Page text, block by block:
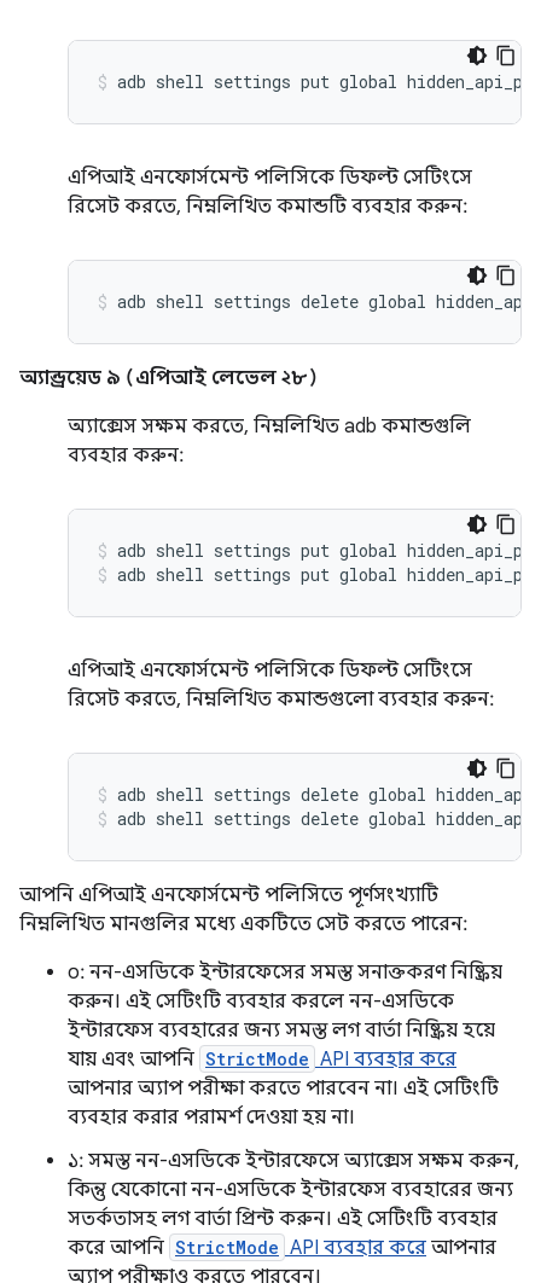
এপিআই এনফোর্সমেন্ট পলিসিকে ডিফল্ট সেটিংসে
রিসেট করতে, নিম্নলিখিত কমান্ডটি ব্যবহার করুন:
অ্যান্ড্রয়েড ৯ (এপিআই লেভেল ২৮)
অ্যাক্সেস সক্ষম করতে, নিম্নলিখিত adb কমান্ডগুলি
ব্যবহার করুন:
adb shell settings put global
adb shell settings put global
এপিআই এনফোর্সমেন্ট পলিসিকে ডিফল্ট সেটিংসে
রিসেট করতে, নিম্নলিখিত কমান্ডগুলো ব্যবহার করুন:
adb shell settings delete global
adb shell settings delete global
আপনি এপিআই এনফোর্সমেন্ট পলিসিতে পূর্ণসংখ্যাটি
নিম্নলিখিত মানগুলির মধ্যে একটিতে সেট করতে পারেন:
০: নন-এসডিকে ইন্টারফেসের সমস্ত সনাক্তকরণ নিষ্ক্রিয়
করুন। এই সেটিংটি ব্যবহার করলে নন-এসডিকে
ইন্টারফেস ব্যবহারের জন্য সমস্ত লগ বার্তা নিষ্ক্রিয় হয়ে
যায় এবং আপনি StrictMode API ব্যবহার করে
আপনার অ্যাপ পরীক্ষা করতে পারবেন না। এই সেটিংটি
ব্যবহার করার পরামর্শ দেওয়া হয় না।
১: সমস্ত নন-এসডিকে ইন্টারফেসে অ্যাক্সেস সক্ষম করুন,
কিন্তু যেকোনো নন-এসডিকে ইন্টারফেস ব্যবহারের জন্য
সতর্কতাসহ লগ বার্তা প্রিন্ট করুন। এই সেটিংটি ব্যবহার
করে আপনি StrictMode API ব্যবহার করে আপনার
অ্যাপ পরীক্ষাও করতে পারবেন।